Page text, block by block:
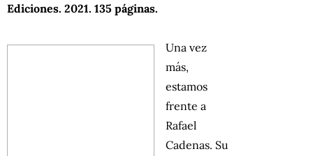
Ediciones. 2021. 135 páginas.
Una vez
más,
estamos
frente a
Rafael
Cadenas. Su